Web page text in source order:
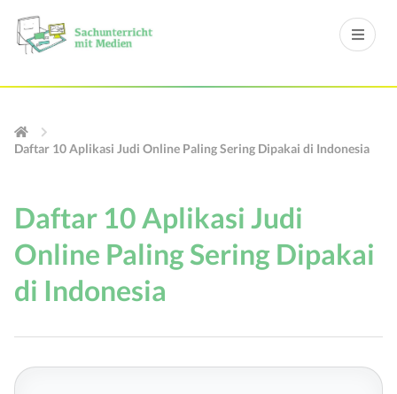
Daftar 10 Aplikasi Judi Online Paling Sering Dipakai di Indonesia
Daftar 10 Aplikasi Judi
Online Paling Sering Dipakai
di Indonesia